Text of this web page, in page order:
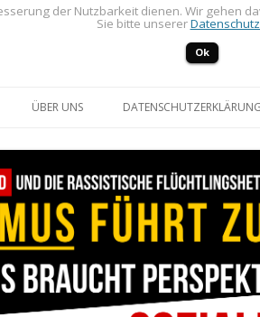
ÜBER UNS DATENSCHUTZERKLÄRUNG
der Nutzbarkeit dienen. Wir gehen
Sie bitte unserer
Ok